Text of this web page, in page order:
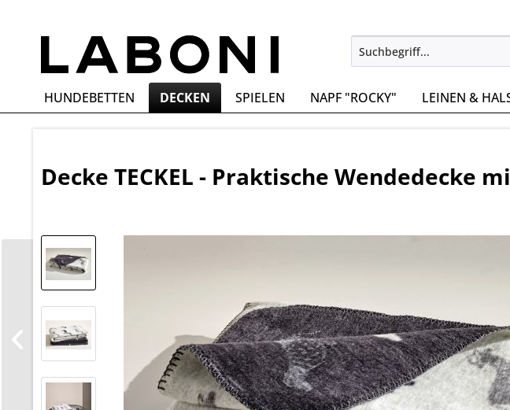
HUNDEBETTEN DECKEN SPIELEN NAPF "ROCKY" LEINEN &
Decke TECKEL - Praktische Wendedecke